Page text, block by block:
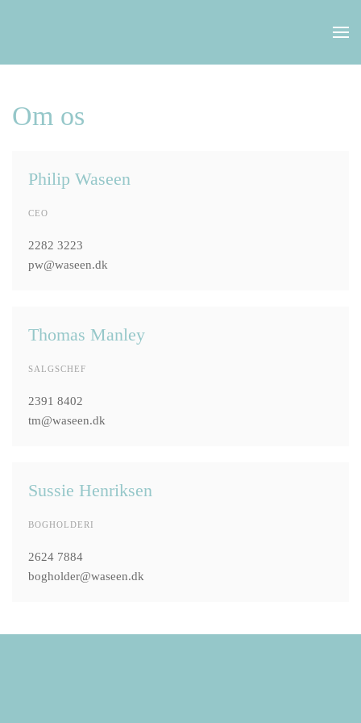
Om os
Philip Waseen
CEO
2282 3223
pw@waseen.dk
Thomas Manley
SALGSCHEF
2391 8402
tm@waseen.dk
Sussie Henriksen
BOGHOLDERI
2624 7884
bogholder@waseen.dk